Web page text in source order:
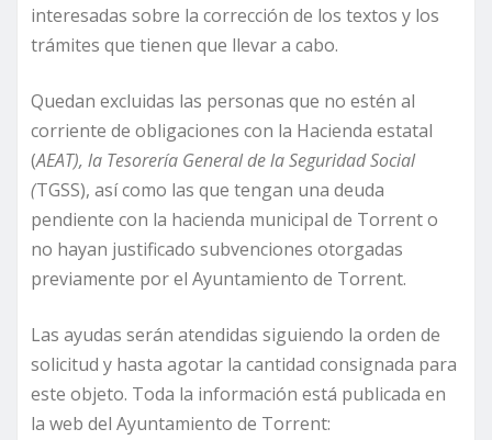
interesadas sobre la corrección de los textos y los
trámites que tienen que llevar a cabo.
Quedan excluidas las personas que no estén al
corriente de obligaciones con la Hacienda estatal
(AEAT), la Tesorería General de la Seguridad Social
(TGSS), así como las que tengan una deuda
pendiente con la hacienda municipal de Torrent o
no hayan justificado subvenciones otorgadas
previamente por el Ayuntamiento de Torrent.
Las ayudas serán atendidas siguiendo la orden de
solicitud y hasta agotar la cantidad consignada para
este objeto. Toda la información está publicada en
la web del Ayuntamiento de Torrent: